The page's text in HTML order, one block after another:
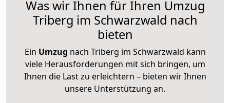
Was wir Ihnen für Ihren Umzug
Triberg im Schwarzwald nach
bieten
Ein Umzug nach Triberg im Schwarzwald kann
viele Herausforderungen mit sich bringen, um
Ihnen die Last zu erleichtern – bieten wir Ihnen
unsere Unterstützung an.